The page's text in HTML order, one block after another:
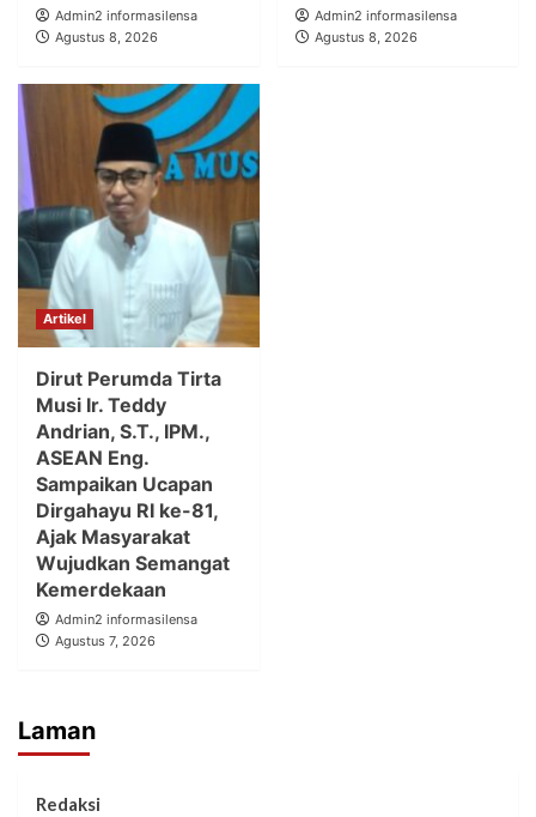
Admin2 informasilensa
Agustus 8, 2026
Admin2 informasilensa
Agustus 8, 2026
Artikel
Dirut Perumda Tirta
Musi Ir. Teddy
Andrian, S.T., IPM.,
ASEAN Eng.
Sampaikan Ucapan
Dirgahayu RI ke-81,
Ajak Masyarakat
Wujudkan Semangat
Kemerdekaan
Admin2 informasilensa
Agustus 7, 2026
Laman
Redaksi